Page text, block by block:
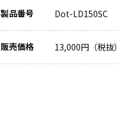
製品番号 Dot-LD150SC
販売価格 13,000円（税抜）